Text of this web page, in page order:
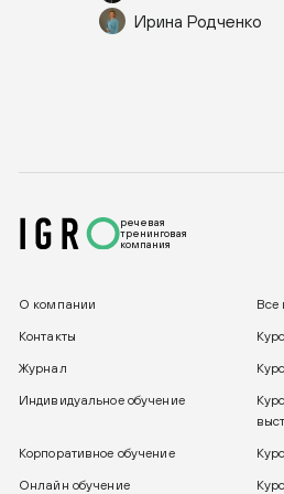
Ирина Родченко
речевая
тренинговая
компания
О компании Все
Контакты
Журнал
Индивидуальное обучение
Корпоративное обучение
Онлайн обучение